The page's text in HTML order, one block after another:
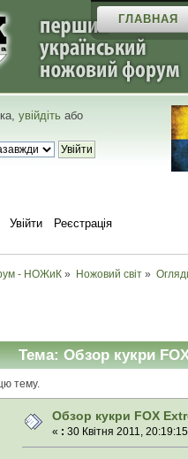
ГЛАВНАЯ
увійдіть або
Увійти Реєстрація
- НОЖиК » Ножовий світ »
Тема: Обзор кукри
тему.
Обзор кукри FOX
« : 30 Квітня 2011,